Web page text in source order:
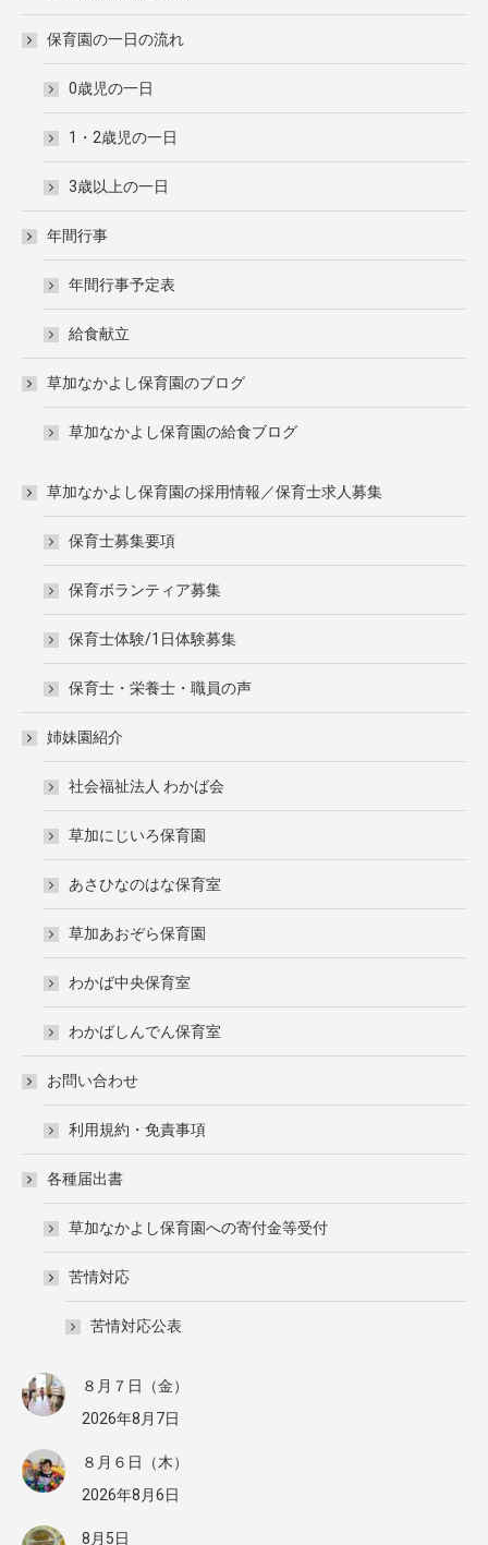
保育園の一日の流れ
0歳児の一日
1・2歳児の一日
3歳以上の一日
年間行事
年間行事予定表
給食献立
草加なかよし保育園のブログ
草加なかよし保育園の給食ブログ
草加なかよし保育園の採用情報／保育士求人募集
保育士募集要項
保育ボランティア募集
保育士体験/1日体験募集
保育士・栄養士・職員の声
姉妹園紹介
社会福祉法人 わかば会
草加にじいろ保育園
あさひなのはな保育室
草加あおぞら保育園
わかば中央保育室
わかばしんでん保育室
お問い合わせ
利用規約・免責事項
各種届出書
草加なかよし保育園への寄付金等受付
苦情対応
苦情対応公表
８月７日（金）
2026年8月7日
８月６日（木）
2026年8月6日
8月5日